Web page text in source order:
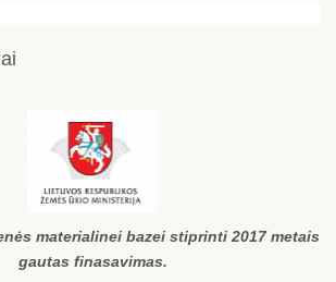
materialinei bazei stiprinti 2017 metais
gautas finasavimas.